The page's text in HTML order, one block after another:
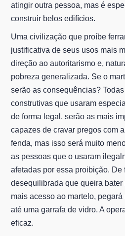
atingir outra pessoa, mas é
construir belos edifícios.
Uma civilização que proíbe
justificativa de seus usos mais
direção ao autoritarismo e,
pobreza generalizada. Se o
serão as consequências?
construtivas que usaram
de forma legal, serão as mais
capazes de cravar pregos com
fenda, mas isso será muito
as pessoas que o usaram
afetadas por essa proibição. De
desequilibrada que queira
mais acesso ao martelo,
até uma garrafa de vidro. A
eficaz.